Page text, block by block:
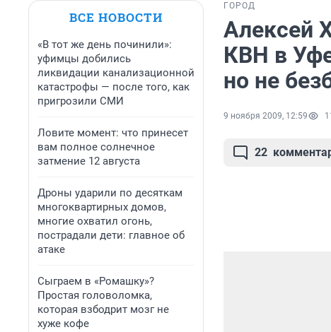
ВСЕ НОВОСТИ
«В тот же день починили»:
уфимцы добились
ликвидации канализационной
катастрофы — после того, как
пригрозили СМИ
Ловите момент: что принесет
вам полное солнечное
затмение 12 августа
Дроны ударили по десяткам
многоквартирных домов,
многие охватил огонь,
пострадали дети: главное об
атаке
Сыграем в «Ромашку»?
Простая головоломка,
которая взбодрит мозг не
хуже кофе
ГОРОД
Алексей
КВН в
но не
9 ноября 2009, 12:59
22